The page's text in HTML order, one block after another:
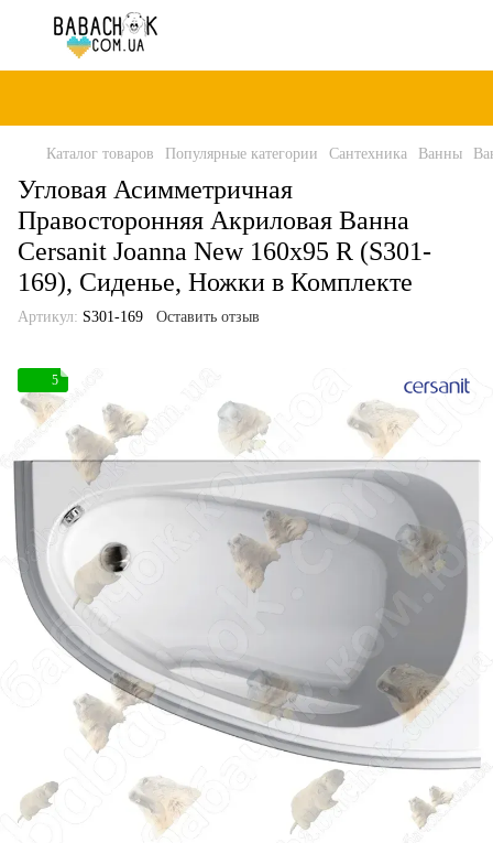
Каталог товаров Популярные категории Сантехника Ванны
Угловая Асимметричная
Правосторонняя Акриловая Ванна
Cersanit Joanna New 160x95 R (S301-
169), Сиденье, Ножки в Комплекте
Артикул: S301-169 Оставить отзыв
5